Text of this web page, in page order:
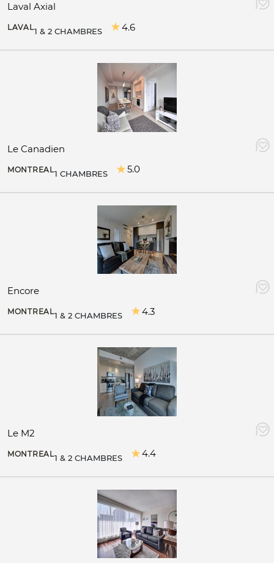
Laval Axial
LAVAL1 & 2 CHAMBRES 4.6
Le Canadien
MONTREAL1 CHAMBRES 5.0
Encore
MONTREAL1 & 2 CHAMBRES 4.3
Le M2
MONTREAL1 & 2 CHAMBRES 4.4